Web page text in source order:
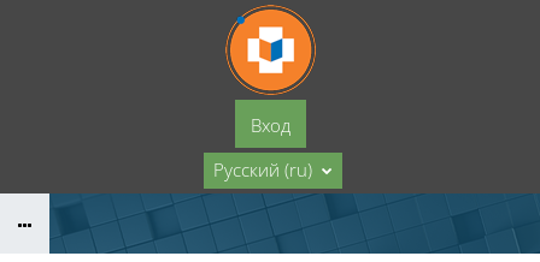
Перейти к основному содержанию
Вход
Русский ‎(ru)‎